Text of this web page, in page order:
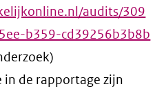
audits/309
b359-cd39256b3b8b
in de rapportage zijn